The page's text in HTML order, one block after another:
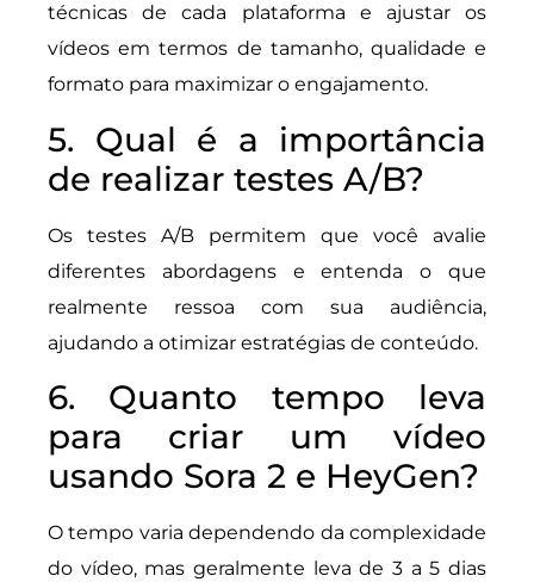
técnicas de cada plataforma e ajustar os
vídeos em termos de tamanho, qualidade e
formato para maximizar o engajamento.
5. Qual é a importância
de realizar testes A/B?
Os testes A/B permitem que você avalie
diferentes abordagens e entenda o que
realmente ressoa com sua audiência,
ajudando a otimizar estratégias de conteúdo.
6. Quanto tempo leva
para criar um vídeo
usando Sora 2 e HeyGen?
O tempo varia dependendo da complexidade
do vídeo, mas geralmente leva de 3 a 5 dias